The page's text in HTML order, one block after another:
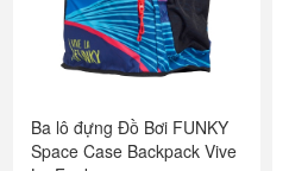
Ba lô đựng Đồ Bơi FUNKY
Space Case Backpack Vive